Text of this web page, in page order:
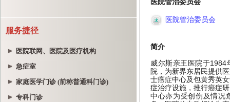
服务捷径
医院联网、医院及医疗机构
急症室
家庭医学门诊 (前称普通科门诊)
专科门诊